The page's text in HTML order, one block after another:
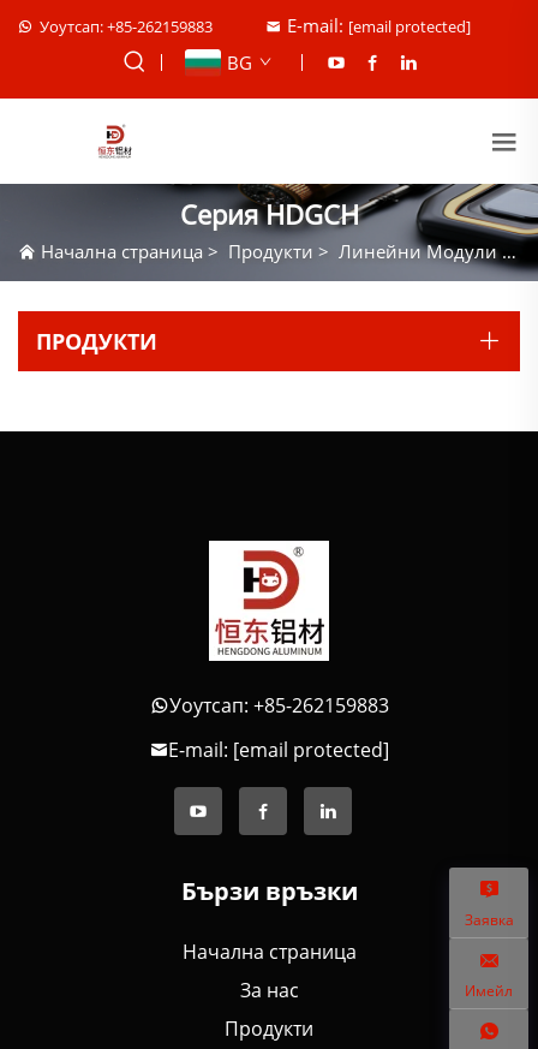
Уоутсап: +85-262159883 E-mail: [email protected]
BG
Серия HDGCH
Начална страница > Продукти > Линейни Модули>
ПРОДУКТИ
Заявка
Имейл
Уоутсап: +85-262159883
E-mail: [email protected]
Бързи връзки
Начална страница
За нас
Продукти